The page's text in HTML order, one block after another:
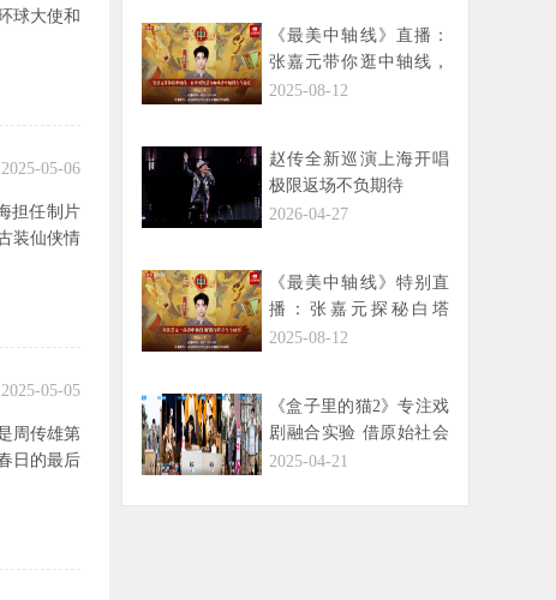
球大使和
2025-05-06
担任制片
装仙侠情
2025-05-05
周传雄第
日的最后
《最美中轴线》直播：
张嘉元带你逛中轴线，
在中医智慧与咖啡香中
2025-08-12
赵传全新巡演上海开唱
极限返场不负期待
2026-04-27
《最美中轴线》特别直
播：张嘉元探秘白塔
寺，追溯古塔的岁月回
2025-08-12
《盒子里的猫2》专注戏
剧融合实验 借原始社会
映射当代困境
2025-04-21